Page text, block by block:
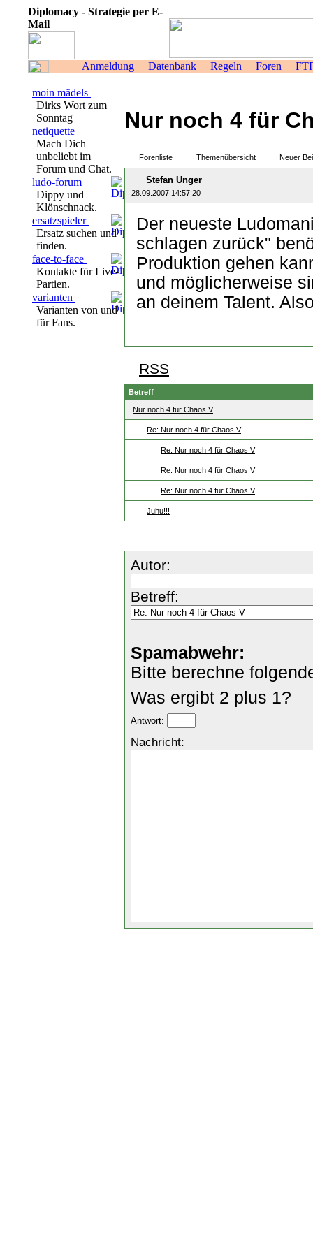
Diplomacy - Strategie per E-
Mail
Anmeldung Datenbank Regeln Foren
moin mädels
Dirks Wort zum
Sonntag
netiquette
Mach Dich
unbeliebt im
Forum und Chat.
ludo-forum
Dippy und
Klönschnack.
ersatzspieler
Ersatz suchen und
finden.
face-to-face
Kontakte für Live-
Partien.
varianten
Varianten von und
für Fans.
Nur noch 4 für
Forenliste Themenübersicht Neuer
Stefan Unger
28.09.2007 14:57:20
Der neueste
schlagen zurück"
Produktion gehen
und möglicherweise
an deinem Talent.
RSS
Betreff
Nur noch 4 für Chaos V
Re: Nur noch 4 für Chaos V
Re: Nur noch 4 für Chaos V
Re: Nur noch 4 für Chaos V
Re: Nur noch 4 für Chaos V
Juhu!!!
Autor:
Betreff:
Spamabwehr:
Bitte berechne
Was ergibt 2 plus 1?
Antwort:
Nachricht: